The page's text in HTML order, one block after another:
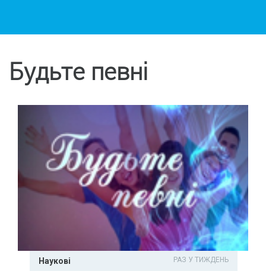
Будьте певні
Наукові РАЗ У ТИЖДЕНЬ